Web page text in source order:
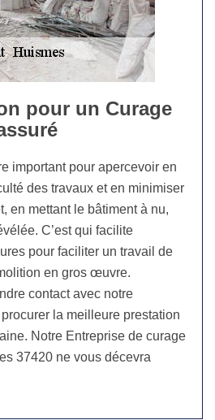
pour un Curage
important pour apercevoir en
des travaux et en minimiser
en mettant le bâtiment à nu,
C’est qui facilite
pour faciliter un travail de
en gros œuvre.
contact avec notre
la meilleure prestation
Notre Entreprise de curage
37420 ne vous décevra